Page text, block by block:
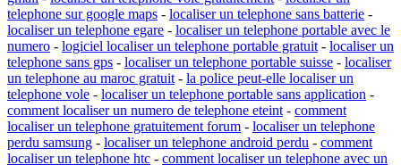
telephone sur google maps - localiser un telephone sans batterie -
localiser un telephone egare - localiser un telephone portable avec le
numero - logiciel localiser un telephone portable gratuit - localiser un
telephone sans gps - localiser un telephone portable suisse - localiser
un telephone au maroc gratuit - la police peut-elle localiser un
telephone vole - localiser un telephone portable sans application -
comment localiser un numero de telephone eteint - comment
localiser un telephone gratuitement forum - localiser un telephone
perdu samsung - localiser un telephone android perdu - comment
localiser un telephone htc - comment localiser un telephone avec un